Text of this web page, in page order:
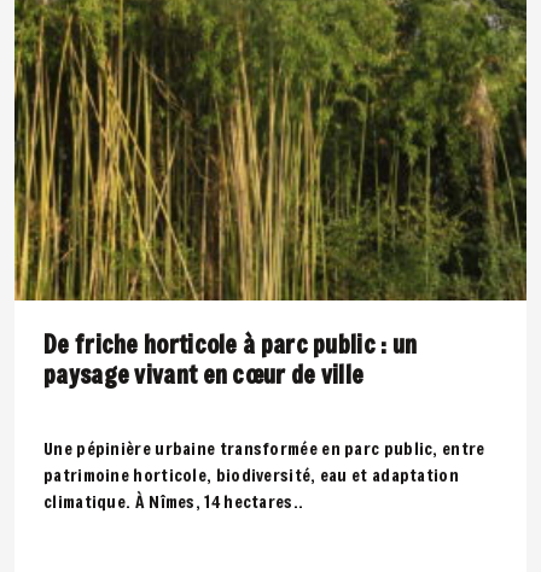
De friche horticole à parc public : un
paysage vivant en cœur de ville
Une pépinière urbaine transformée en parc public, entre
patrimoine horticole, biodiversité, eau et adaptation
climatique. À Nîmes, 14 hectares..